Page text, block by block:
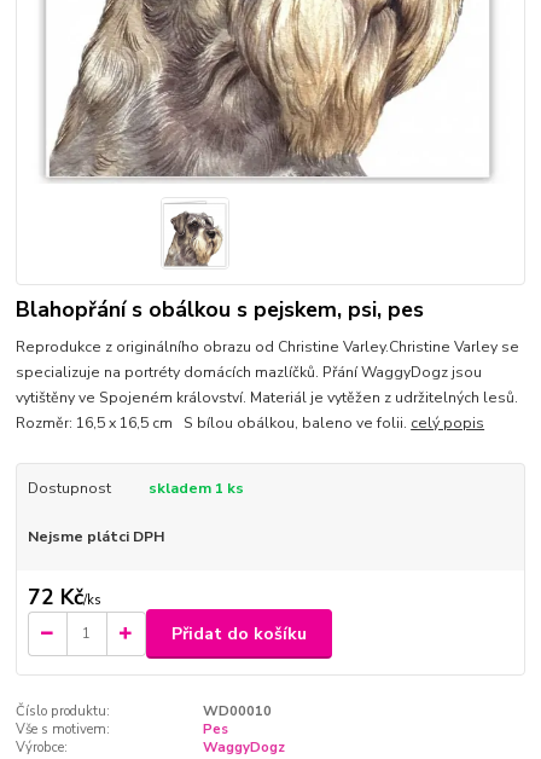
Blahopřání s obálkou s pejskem, psi, pes
Reprodukce z originálního obrazu od Christine Varley.Christine Varley se
specializuje na portréty domácích mazlíčků. Přání WaggyDogz jsou
vytištěny ve Spojeném království. Materiál je vytěžen z udržitelných lesů.
Rozměr: 16,5 x 16,5 cm S bílou obálkou, baleno ve folii. celý popis
Dostupnost skladem 1 ks
Nejsme plátci DPH
72 Kč/ks
Přidat do košíku
Číslo produktu:
WD00010
Vše s motivem:
Pes
Výrobce:
WaggyDogz